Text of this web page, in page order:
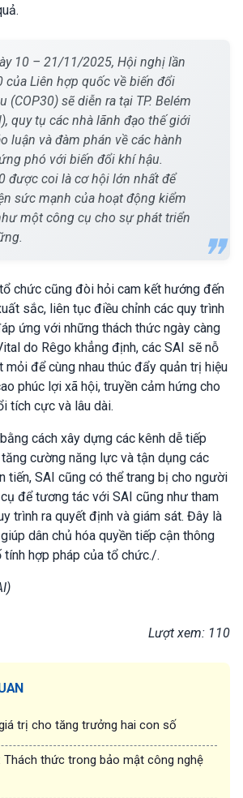
10 – 21/11/2025, Hội nghị lần
của Liên hợp quốc về biến đổi
(COP30) sẽ diễn ra tại TP. Belém
quy tụ các nhà lãnh đạo thế giới
luận và đàm phán về các hành
phó với biến đổi khí hậu.
được coi là cơ hội lớn nhất để
sức mạnh của hoạt động kiểm
một công cụ cho sự phát triển
chức cũng đòi hỏi cam kết hướng đến
sắc, liên tục điều chỉnh các quy trình
ứng với những thách thức ngày càng
do Rêgo khẳng định, các SAI sẽ nỗ
mỏi để cùng nhau thúc đẩy quản trị hiệu
phúc lợi xã hội, truyền cảm hứng cho
tích cực và lâu dài.
cách xây dựng các kênh dễ tiếp
cường năng lực và tận dụng các
tiến, SAI cũng có thể trang bị cho người
để tương tác với SAI cũng như tham
trình ra quyết định và giám sát. Đây là
dân chủ hóa quyền tiếp cận thông
tính hợp pháp của tổ chức./.
Lượt xem: 110
trị cho tăng trưởng hai con số
Thách thức trong bảo mật công nghệ